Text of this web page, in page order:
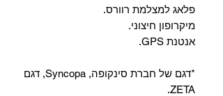
פלאג למצלמת רוורס.
מיקרופון חיצוני.
אנטנת GPS.
*דגם של חברת סינקופה, Syncopa, דגם
ZETA.